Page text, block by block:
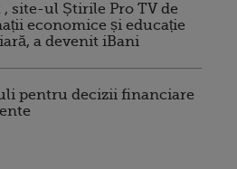
site-ul Știrile Pro TV de
economice și educație
a devenit iBani
pentru decizii financiare